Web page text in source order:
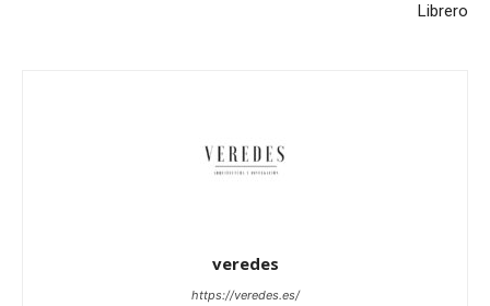
Librero
veredes
https://veredes.es/